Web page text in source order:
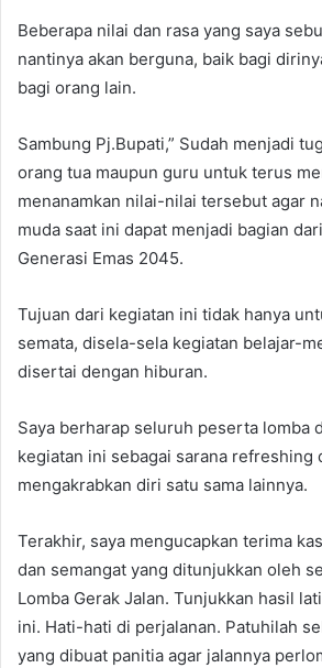
Beberapa nilai dan rasa yang saya
nantinya akan berguna, baik bagi
bagi orang lain.
Sambung Pj.Bupati,” Sudah menjadi
orang tua maupun guru untuk terus
menanamkan nilai-nilai tersebut agar
muda saat ini dapat menjadi bagian
Generasi Emas 2045.
Tujuan dari kegiatan ini tidak hanya
semata, disela-sela kegiatan belajar-
disertai dengan hiburan.
Saya berharap seluruh peserta lomba
kegiatan ini sebagai sarana refreshing
mengakrabkan diri satu sama lainnya.
Terakhir, saya mengucapkan terima
dan semangat yang ditunjukkan oleh
Lomba Gerak Jalan. Tunjukkan hasil
ini. Hati-hati di perjalanan. Patuhilah
yang dibuat panitia agar jalannya